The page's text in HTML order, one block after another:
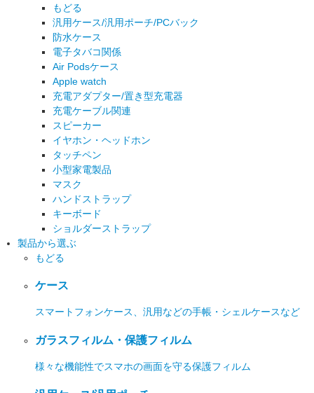
もどる
汎用ケース/汎用ポーチ/PCバック
防水ケース
電子タバコ関係
Air Podsケース
Apple watch
充電アダプター/置き型充電器
充電ケーブル関連
スピーカー
イヤホン・ヘッドホン
タッチペン
小型家電製品
マスク
ハンドストラップ
キーボード
ショルダーストラップ
製品から選ぶ
もどる
ケース
スマートフォンケース、汎用などの手帳・シェルケースなど
ガラスフィルム・保護フィルム
様々な機能性でスマホの画面を守る保護フィルム